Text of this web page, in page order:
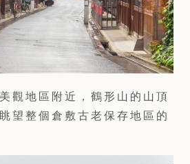
觀地區附近，鶴形山的山頂
望整個倉敷古老保存地區的